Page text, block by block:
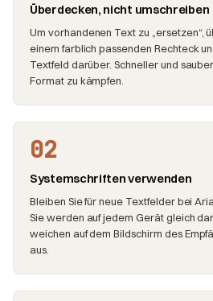
Überdecken, nicht umschreiben
Um vorhandenen Text zu „ersetzen“,
einem farblich passenden Rechteck
Textfeld darüber. Schneller und
Format zu kämpfen.
02
Systemschriften verwenden
Bleiben Sie für neue Textfelder bei
Sie werden auf jedem Gerät gleich
weichen auf dem Bildschirm des
aus.